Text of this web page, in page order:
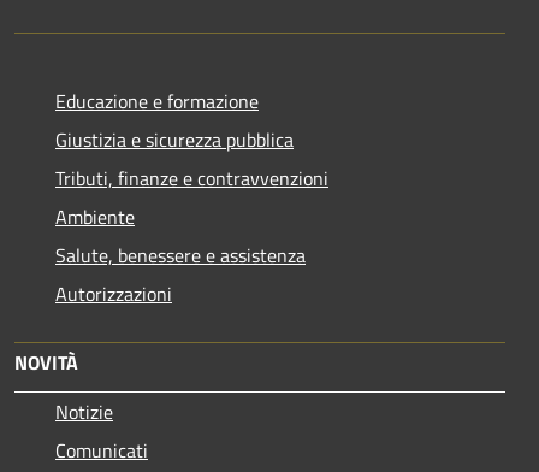
Educazione e formazione
Giustizia e sicurezza pubblica
Tributi, finanze e contravvenzioni
Ambiente
Salute, benessere e assistenza
Autorizzazioni
NOVITÀ
Notizie
Comunicati